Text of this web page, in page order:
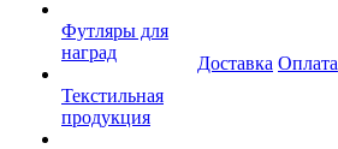
Футляры для
наград
Текстильная
продукция
Доставка Оплата